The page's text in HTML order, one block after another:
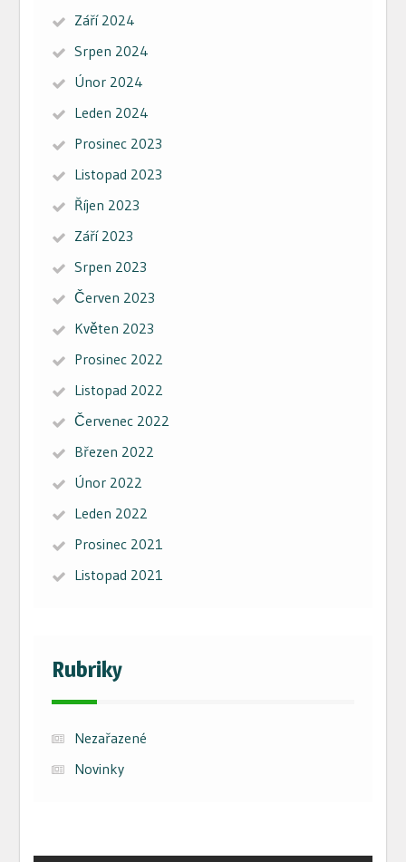
Září 2024
Srpen 2024
Únor 2024
Leden 2024
Prosinec 2023
Listopad 2023
Říjen 2023
Září 2023
Srpen 2023
Červen 2023
Květen 2023
Prosinec 2022
Listopad 2022
Červenec 2022
Březen 2022
Únor 2022
Leden 2022
Prosinec 2021
Listopad 2021
Rubriky
Nezařazené
Novinky